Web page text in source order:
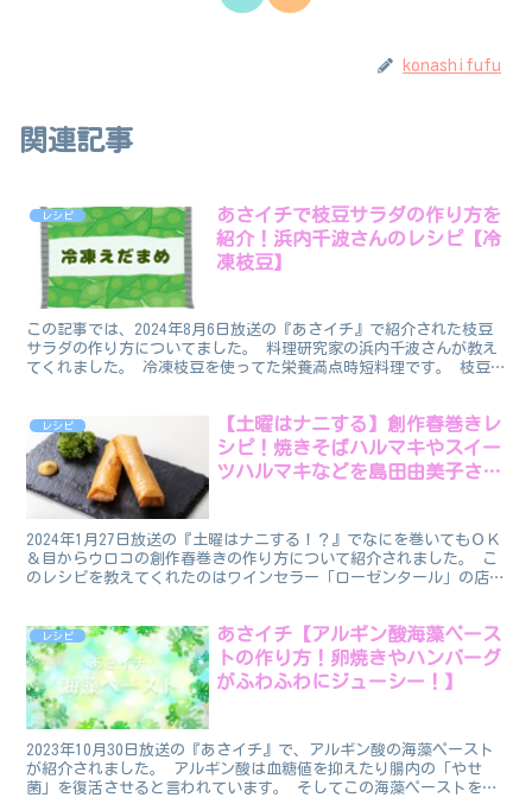
konashifufu
関連記事
レシピ
あさイチで枝豆サラダの作り方を
紹介！浜内千波さんのレシピ【冷
凍枝豆】
この記事では、2024年8月6日放送の『あさイチ』で紹介された枝豆
サラダの作り方についてました。 料理研究家の浜内千波さんが教え
てくれました。 冷凍枝豆を使ってた栄養満点時短料理です。 枝豆
レシピ
【土曜はナニする】創作春巻きレ
シピ！焼きそばハルマキやスイー
ツハルマキなどを島田由美子さん
2024年1月27日放送の『土曜はナニする！？』でなにを巻いてもＯＫ
＆目からウロコの創作春巻きの作り方について紹介されました。 こ
のレシピを教えてくれたのはワインセラー「ローゼンタール」の店主
レシピ
あさイチ【アルギン酸海藻ペース
トの作り方！卵焼きやハンバーグ
がふわふわにジューシー！】
2023年10月30日放送の『あさイチ』で、アルギン酸の海藻ペースト
が紹介されました。 アルギン酸は血糖値を抑えたり腸内の「やせ
菌」を復活させると言われています。 そしてこの海藻ペーストを使